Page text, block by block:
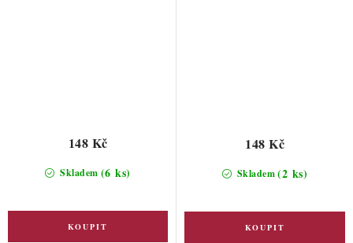
Skladem (6 ks)
148 Kč
Skladem(2 ks)
148 Kč